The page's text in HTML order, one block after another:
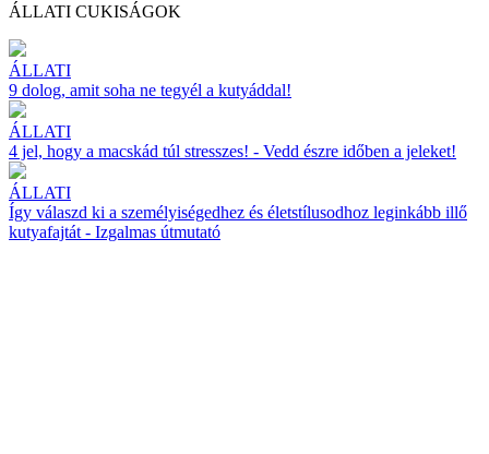
ÁLLATI CUKISÁGOK
ÁLLATI
9 dolog, amit soha ne tegyél a kutyáddal!
ÁLLATI
4 jel, hogy a macskád túl stresszes! - Vedd észre időben a jeleket!
ÁLLATI
Így válaszd ki a személyiségedhez és életstílusodhoz leginkább illő
kutyafajtát - Izgalmas útmutató